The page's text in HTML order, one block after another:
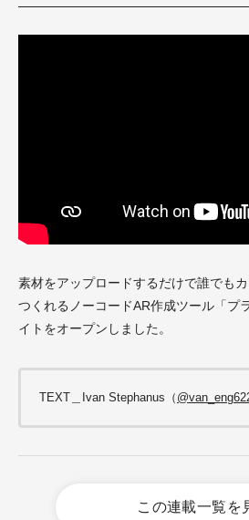
素材をアップロードするだけで誰でも
つくれるノーコードAR作成ツール「プ
イトをオープンしました。
TEXT＿Ivan Stephanus（
この連載一覧を